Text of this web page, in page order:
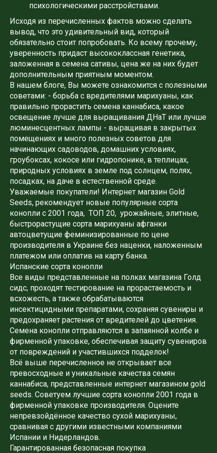
психологическими расстройствами.
Исходя из перечисленных фактов можно сделать
вывод, что это удивительный вид, который
обязательно стоит попробовать. Ко всему прочему,
уверенность придаст высококлассная генетика,
заложенная в семена сативы, цена же на них будет
дополнительным приятным моментом.
В нашем блоге, Вы можете ознакомится с полезными
советами: - борьба с вредителями марихуаны, как
правильно прорастить семена каннабиса, какое
освещение лучше для выращивания ДНаТ или лучше
люминесцентных лампы - выращивая в закрытых
помещениях и много полезных советов для
начинающих садоводов, домашних условиях,
гроубоксах, кокосе или гидропонике, в теплицах,
природных условиях в земле под солнцем, полях,
посадках, на даче в естественной среде.
Уважаемые покупатели! Интернет магазин Gold
Seeds, рекомендует новые популярные сорта
конопли с 2001 года, ТОП 20, урожайные, элитные,
быстрорастущие сорта марихуаны афганки
автоцветущие феминизированные по цене
производителя в Украине без наценки, наложенным
платежом или оплатив на карту банка.
Испанские сорта конопли
Все виды представленные на полках магазина Голд
сидс, проходят тестирование на прорастаемость и
всхожесть, а также обрабатываются
инсектицидными препаратами, сохраняя сувениры и
предохраняет растения от вредителей до цветения.
Семена конопли отправляются в запаянной колбе и
фирменной упаковке, обеспечивая защиту сувениров
от повреждений и участившихся подделок!
Всё выше перечисленное не открывает все
превосходные и уникальные качества семян
каннабиса, представленные интернет магазином gold
seeds. Советуем лучшие сорта конопли 2001 года в
фирменной упаковке производителя. Оцените
непревзойдённое качество сухой марихуаны,
сравнивая с другими известными компаниями
Испании и Нидерландов.
Гарантированная безопасная покупка